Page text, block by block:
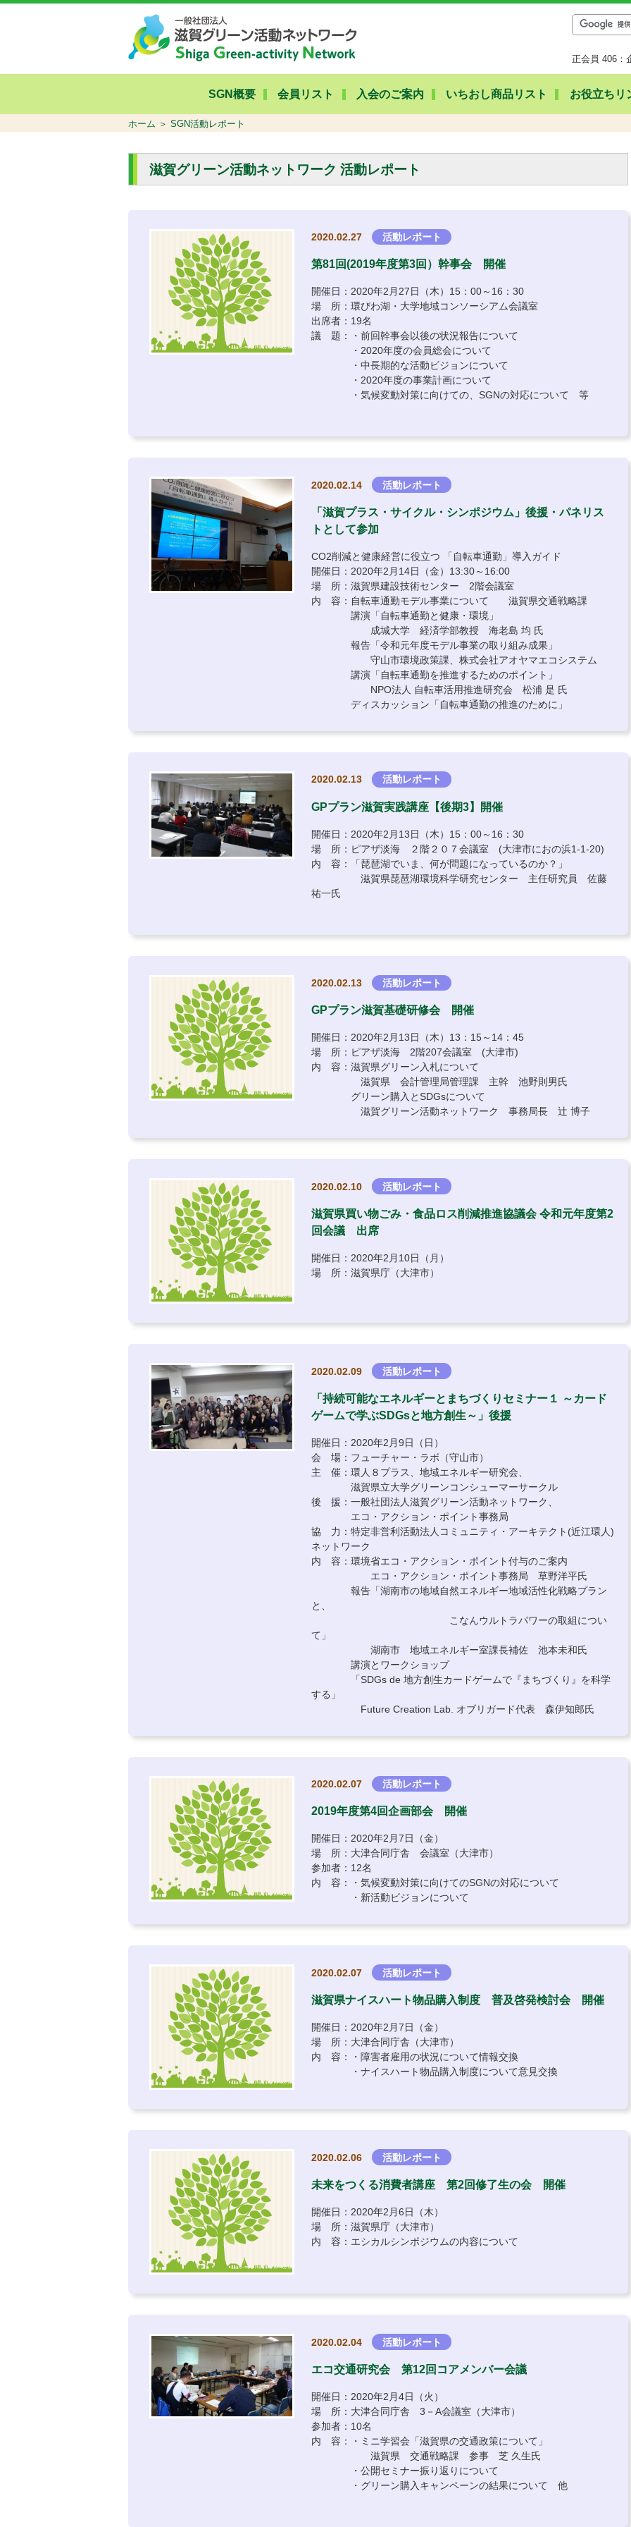
SGN概要 会員リスト 入会のご案内 いちおし商品リスト お役立ちリ
正会員 406：
ホーム SGN活動レポート
滋賀グリーン活動ネットワーク 活動レポート
2020.02.27 活動レポート
第81回(2019年度第3回）幹事会 開催
開催日：2020年2月27日（木）15：00～16：30
場 所：環びわ湖・大学地域コンソーシアム会議室
出席者：19名
議 題：・前回幹事会以後の状況報告について
・2020年度の会員総会について
・中長期的な活動ビジョンについて
・2020年度の事業計画について
・気候変動対策に向けての、SGNの対応について 等
2020.02.14 活動レポート
「滋賀プラス・サイクル・シンポジウム」後援・パネリス
トとして参加
CO2削減と健康経営に役立つ 「自転車通勤」導入ガイド
開催日：2020年2月14日（金）13:30～16:00
場 所：滋賀県建設技術センター 2階会議室
内 容：自転車通勤モデル事業について 滋賀県交通戦略課
講演「自転車通勤と健康・環境」
成城大学 経済学部教授 海老島 均 氏
報告「令和元年度モデル事業の取り組み成果」
守山市環境政策課、株式会社アオヤマエコシステム
講演「自転車通勤を推進するためのポイント」
NPO法人 自転車活用推進研究会 松浦 是 氏
ディスカッション「自転車通勤の推進のために」
2020.02.13 活動レポート
GPプラン滋賀実践講座【後期3】開催
開催日：2020年2月13日（木）15：00～16：30
場 所：ピアザ淡海 ２階２０７会議室 (大津市におの浜1-1-20)
内 容：「琵琶湖でいま、何が問題になっているのか？」
滋賀県琵琶湖環境科学研究センター 主任研究員 佐藤
祐一氏
2020.02.13 活動レポート
GPプラン滋賀基礎研修会 開催
開催日：2020年2月13日（木）13：15～14：45
場 所：ピアザ淡海 2階207会議室 (大津市)
内 容：滋賀県グリーン入札について
滋賀県 会計管理局管理課 主幹 池野則男氏
グリーン購入とSDGsについて
滋賀グリーン活動ネットワーク 事務局長 辻 博子
2020.02.10 活動レポート
滋賀県買い物ごみ・食品ロス削減推進協議会 令和元年度第2
回会議 出席
開催日：2020年2月10日（月）
場 所：滋賀県庁（大津市）
2020.02.09 活動レポート
「持続可能なエネルギーとまちづくりセミナー１ ～カード
ゲームで学ぶSDGsと地方創生～」後援
開催日：2020年2月9日（日）
会 場：フューチャー・ラボ（守山市）
主 催：環人８プラス、地域エネルギー研究会、
滋賀県立大学グリーンコンシューマーサークル
後 援：一般社団法人滋賀グリーン活動ネットワーク、
エコ・アクション・ポイント事務局
協 力：特定非営利活動法人コミュニティ・アーキテクト(近江環人)
ネットワーク
内 容：環境省エコ・アクション・ポイント付与のご案内
エコ・アクション・ポイント事務局 草野洋平氏
報告「湖南市の地域自然エネルギー地域活性化戦略プラン
と、
こなんウルトラパワーの取組につい
て」
湖南市 地域エネルギー室課長補佐 池本未和氏
講演とワークショップ
「SDGs de 地方創生カードゲームで『まちづくり』を科学
する」
Future Creation Lab. オブリガード代表 森伊知郎氏
2020.02.07 活動レポート
2019年度第4回企画部会 開催
開催日：2020年2月7日（金）
場 所：大津合同庁舎 会議室（大津市）
参加者：12名
内 容：・気候変動対策に向けてのSGNの対応について
・新活動ビジョンについて
2020.02.07 活動レポート
滋賀県ナイスハート物品購入制度 普及啓発検討会 開催
開催日：2020年2月7日（金）
場 所：大津合同庁舎（大津市）
内 容：・障害者雇用の状況について情報交換
・ナイスハート物品購入制度について意見交換
2020.02.06 活動レポート
未来をつくる消費者講座 第2回修了生の会 開催
開催日：2020年2月6日（木）
場 所：滋賀県庁（大津市）
内 容：エシカルシンポジウムの内容について
2020.02.04 活動レポート
エコ交通研究会 第12回コアメンバー会議
開催日：2020年2月4日（火）
場 所：大津合同庁舎 3－A会議室（大津市）
参加者：10名
内 容：・ミニ学習会「滋賀県の交通政策について」
滋賀県 交通戦略課 参事 芝 久生氏
・公開セミナー振り返りについて
・グリーン購入キャンペーンの結果について 他